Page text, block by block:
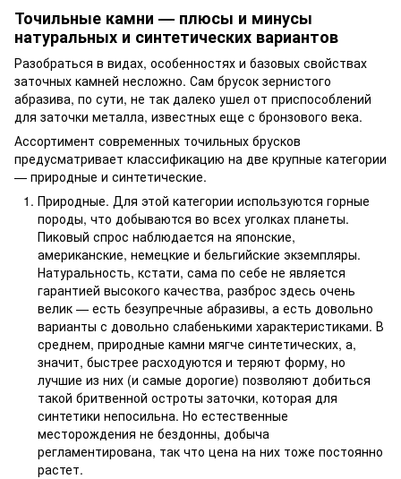
Точильные камни — плюсы и минусы
натуральных и синтетических вариантов
Разобраться в видах, особенностях и базовых свойствах
заточных камней несложно. Сам брусок зернистого
абразива, по сути, не так далеко ушел от приспособлений
для заточки металла, известных еще с бронзового века.
Ассортимент современных точильных брусков
предусматривает классификацию на две крупные категории
— природные и синтетические.
Природные. Для этой категории используются горные
породы, что добываются во всех уголках планеты.
Пиковый спрос наблюдается на японские,
американские, немецкие и бельгийские экземпляры.
Натуральность, кстати, сама по себе не является
гарантией высокого качества, разброс здесь очень
велик — есть безупречные абразивы, а есть довольно
варианты с довольно слабенькими характеристиками. В
среднем, природные камни мягче синтетических, а,
значит, быстрее расходуются и теряют форму, но
лучшие из них (и самые дорогие) позволяют добиться
такой бритвенной остроты заточки, которая для
синтетики непосильна. Но естественные
месторождения не бездонны, добыча
регламентирована, так что цена на них тоже постоянно
растет.